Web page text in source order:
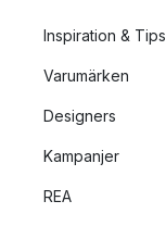
Inspiration & Tips
Varumärken
Designers
Kampanjer
REA